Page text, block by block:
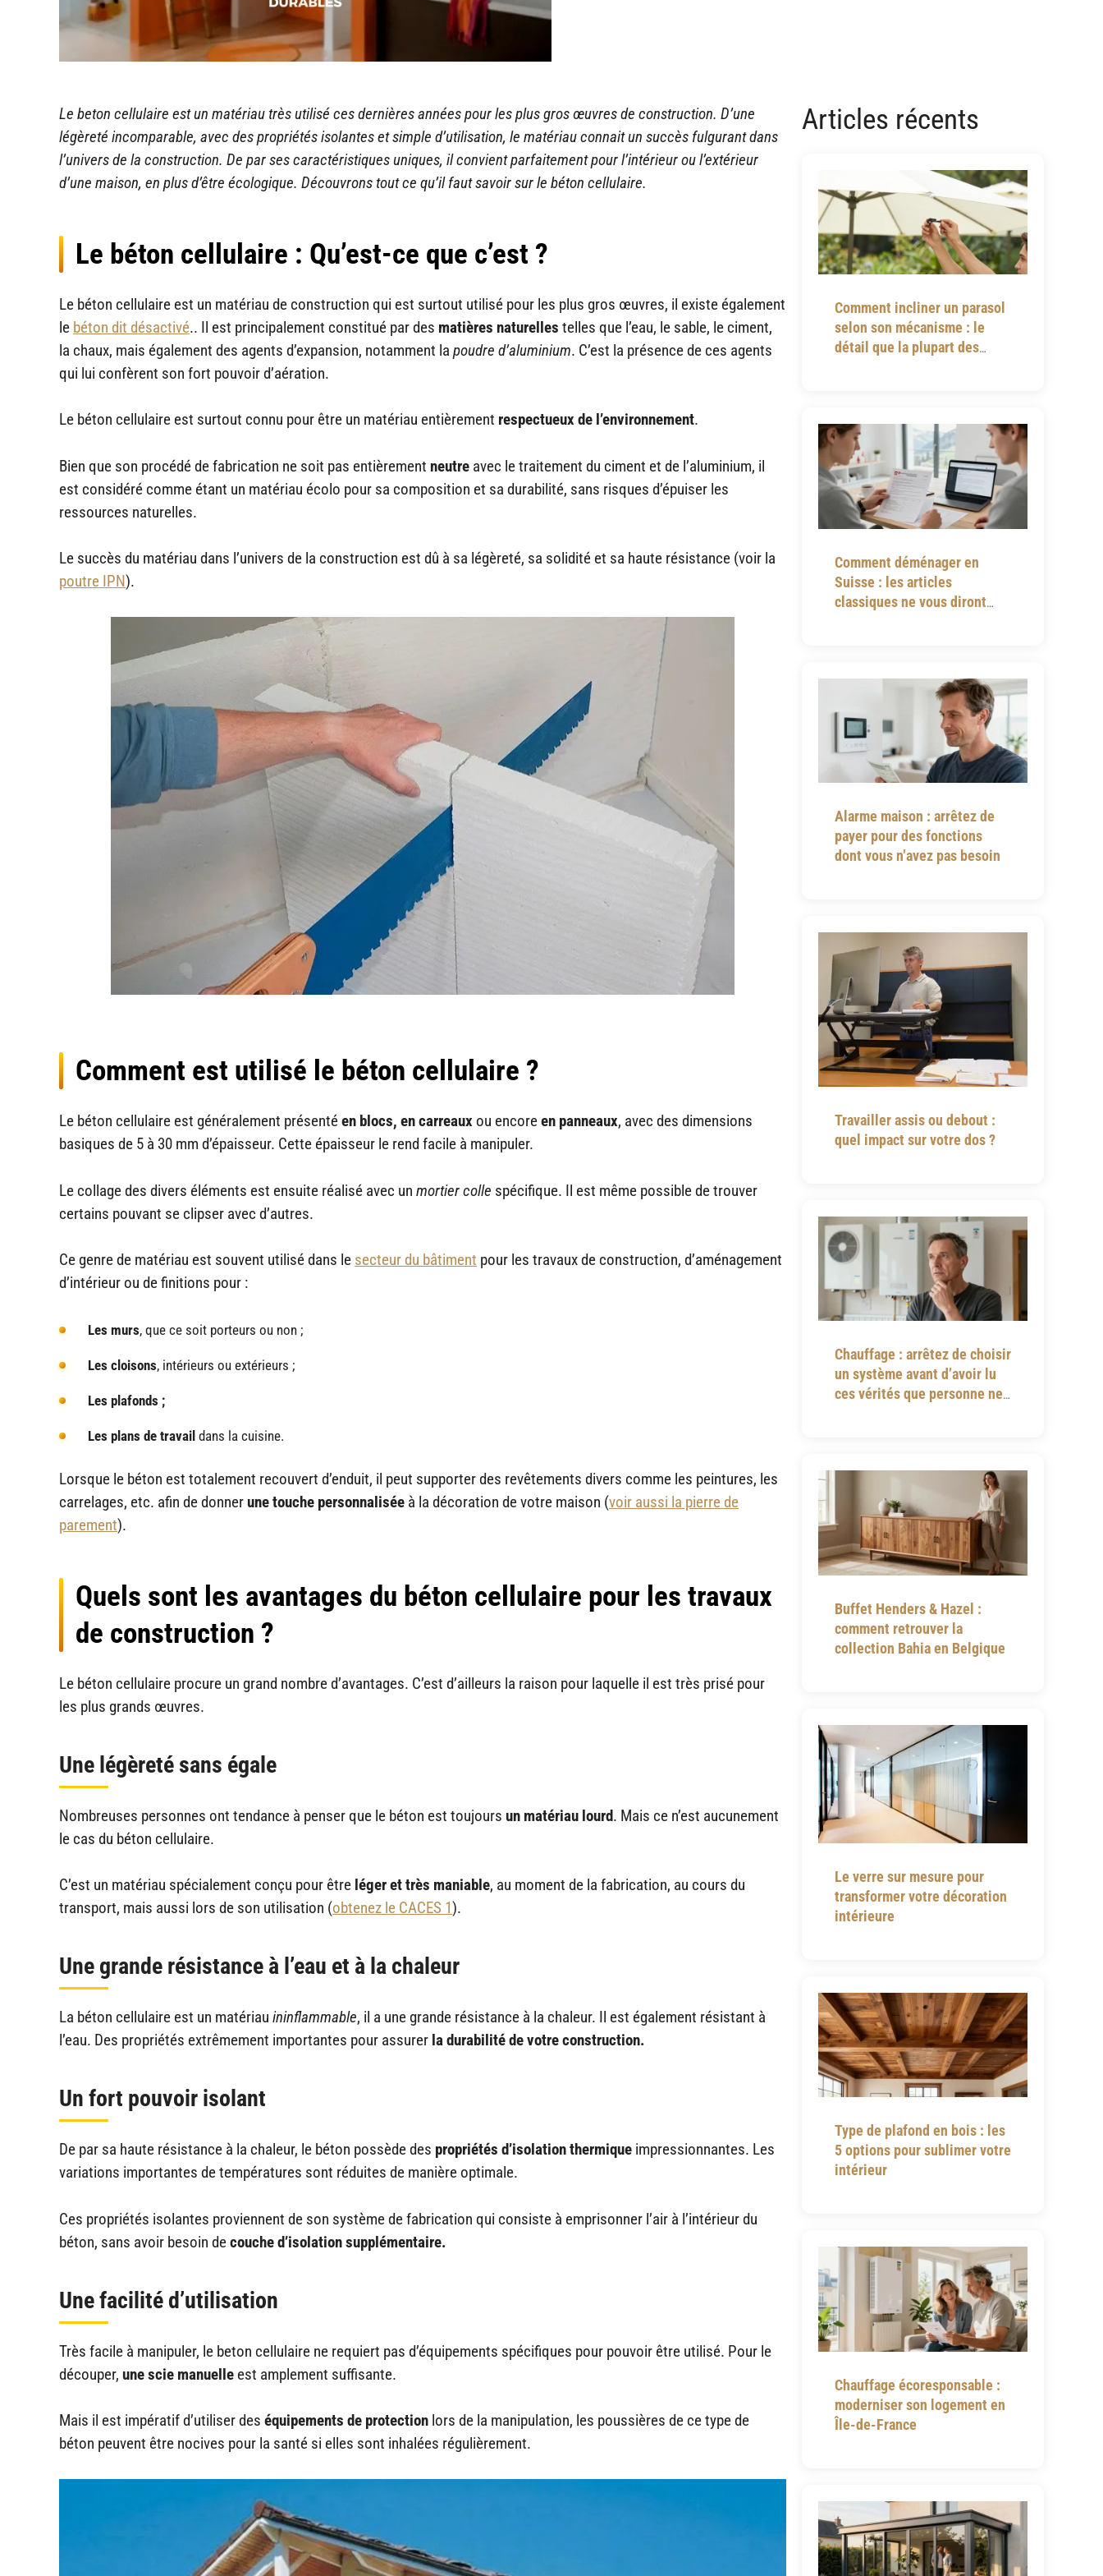
Le beton cellulaire est un matériau très utilisé ces dernières années pour les plus grosœuvres de construction. D’une
légèreté incomparable, avec des propriétés isolantes et simple d’utilisation, le matériau connait un succès fulgurant dans
l’univers de la construction. De par ses caractéristiques uniques, il convient parfaitement pour l’intérieur ou l’extérieur
d’une maison, en plus d’être écologique. Découvrons tout ce qu’il faut savoir sur le béton cellulaire.
Le béton cellulaire : Qu’est-ce que c’est ?
Le béton cellulaire est un matériau de construction qui est surtout utilisé pour les plus gros œuvres, il existe également
le béton dit désactivé.. Il est principalement constitué par des matières naturelles telles que l’eau, le sable, le ciment,
la chaux, mais également des agents d’expansion, notamment la poudre d’aluminium. C’est la présence de ces agents
qui lui confèrent son fort pouvoir d’aération.
Le béton cellulaire est surtout connu pour être un matériau entièrement respectueux de l’environnement.
Bien que son procédé de fabrication ne soit pas entièrement neutre avec le traitement du ciment et de l’aluminium, il
est considéré comme étant un matériau écolo pour sa composition et sa durabilité, sans risques d’épuiser les
ressources naturelles.
Le succès du matériau dans l’univers de la construction est dû à sa légèreté, sa solidité et sa haute résistance (voir la
poutre IPN).
Comment est utilisé le béton cellulaire ?
Le béton cellulaire est généralement présentéen blocs, en carreaux ou encoreen panneaux, avec des dimensions
basiques de 5 à 30 mm d’épaisseur. Cette épaisseur le rend facile à manipuler.
Le collage des divers éléments est ensuite réalisé avec un mortier colle spécifique. Il est même possible de trouver
certains pouvant se clipser avec d’autres.
Ce genre de matériau est souvent utilisé dans le secteur du bâtiment pour les travaux de construction, d’aménagement
d’intérieur ou de finitions pour :
Les murs, que ce soit porteurs ou non ;
Les cloisons, intérieurs ou extérieurs ;
Les plafonds ;
Les plans de travail dans la cuisine.
Lorsque le béton est totalement recouvert d’enduit, il peut supporter des revêtements divers comme les peintures, les
carrelages, etc. afin de donner une touche personnalisée à la décoration de votre maison (voir aussi la pierre de
parement).
Quels sont les avantages du béton cellulaire pour les travaux
de construction ?
Le béton cellulaire procure un grand nombre d’avantages. C’est d’ailleurs la raison pour laquelle il est très prisé pour
les plus grands œuvres.
Une légèreté sans égale
Nombreuses personnes ont tendance à penser que le béton est toujours un matériau lourd. Mais ce n’est aucunement
le cas du béton cellulaire.
C’est un matériau spécialement conçu pour être léger et très maniable, au moment de la fabrication, au cours du
transport, mais aussi lors de son utilisation (obtenez le CACES 1).
Une grande résistance à l’eau et à la chaleur
La béton cellulaire est un matériau ininflammable, il a une grande résistance à la chaleur. Il est également résistant à
l’eau. Des propriétés extrêmement importantes pour assurer la durabilité de votre construction.
Un fort pouvoir isolant
De par sa haute résistance à la chaleur, le béton possède des propriétés d’isolation thermique impressionnantes. Les
variations importantes de températures sont réduites de manière optimale.
Ces propriétés isolantes proviennent de son système de fabrication qui consiste à emprisonner l’air à l’intérieur du
béton, sans avoir besoin decouche d’isolation supplémentaire.
Une facilité d’utilisation
Très facile à manipuler, le beton cellulaire ne requiert pas d’équipements spécifiques pour pouvoir être utilisé. Pour le
découper, une scie manuelle est amplement suffisante.
Mais il est impératif d’utiliser des équipements de protection lors de la manipulation, les poussières de ce type de
béton peuvent être nocives pour la santé si elles sont inhalées régulièrement.
Articles récents
Comment incliner un parasol
selon son mécanisme : le
détail que la plupart des
Comment déménager en
Suisse : les articles
classiques ne vous diront
Alarme maison : arrêtez de
payer pour des fonctions
dont vous n’avez pas besoin
Travailler assis ou debout :
quel impact sur votre dos ?
Chauffage : arrêtez de choisir
un système avant d’avoir lu
ces vérités que personne ne
Buffet Henders & Hazel :
comment retrouver la
collection Bahia en Belgique
Le verre sur mesure pour
transformer votre décoration
intérieure
Type de plafond en bois : les
5 options pour sublimer votre
intérieur
Chauffage écoresponsable :
moderniser son logement en
Île-de-France